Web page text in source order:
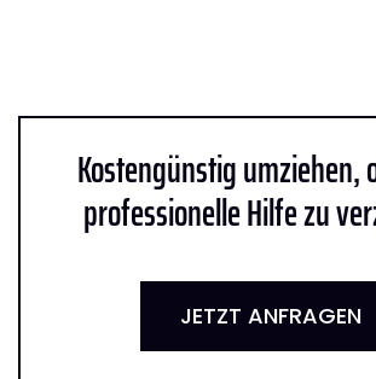
Kostengünstig umziehen,
professionelle Hilfe zu
JETZT ANFRAGEN